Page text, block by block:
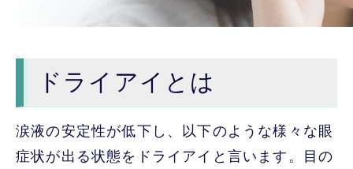
ドライアイとは
涙液の安定性が低下し、以下のような様々な眼
症状が出る状態をドライアイと言います。目の